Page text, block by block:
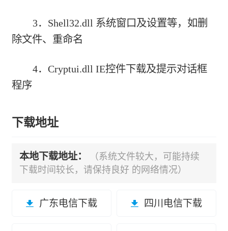
3．Shell32.dll 系统窗口及设置等，如删
除文件、重命名
4．Cryptui.dll IE控件下载及提示对话框
程序
下载地址
本地下载地址：
（系统文件较大，可能持续
下载时间较长，请保持良好 的网络情况）
广东电信下载 四川电信下载